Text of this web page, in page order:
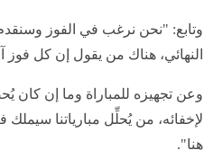
وتابع: "نحن نرغب في الفوز
النهائي، هناك من يقول إن كل فوز
وعن تجهيزه للمباراة وما إن
لإخفائه، من يُحلِّل مبارياتنا
هنا".